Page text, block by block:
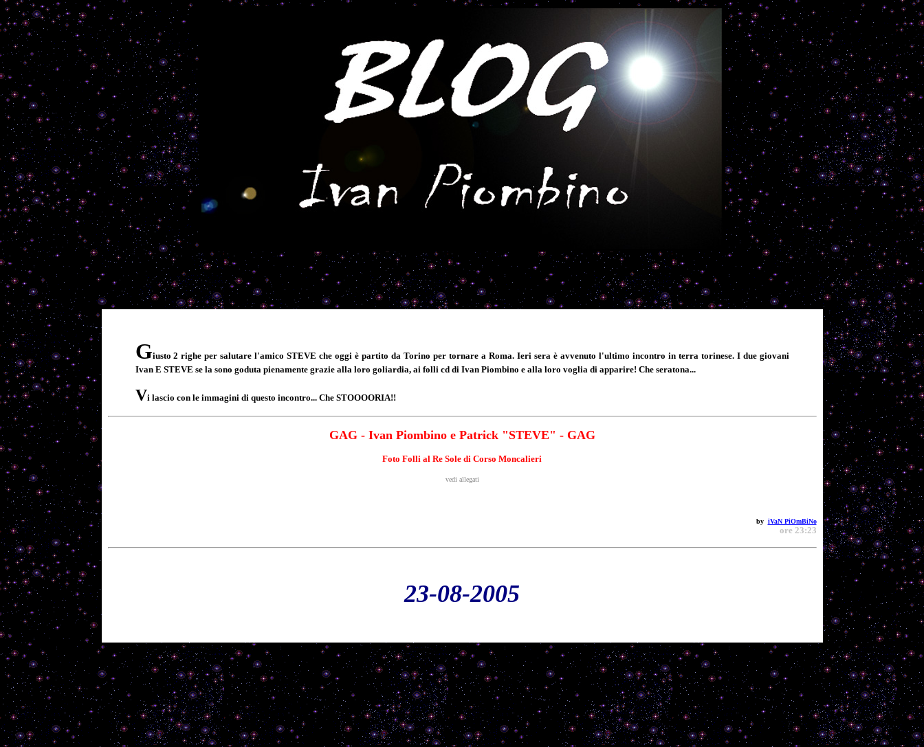
Giusto 2 righe per salutare l'amico STEVE che oggi è partito da Torino per tornare a Roma. Ieri sera è avvenuto l'ultimo incontro in terra torinese. I due giovani
Ivan E STEVE se la sono goduta pienamente grazie alla loro goliardia, ai folli cd di Ivan Piombino e alla loro voglia di apparire! Che seratona...
Vi lascio con le immagini di questo incontro... Che STOOOORIA!!
GAG - Ivan Piombino e Patrick "STEVE" - GAG
Foto Folli al Re Sole di Corso Moncalieri
vedi allegati
by iVaN PiOmBiNo
ore 23:23
23-08-2005